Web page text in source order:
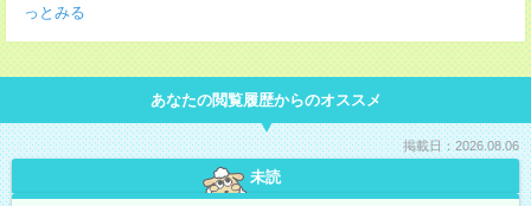
っとみる
あなたの閲覧履歴からのオススメ
掲載日：2026.08.06
未読